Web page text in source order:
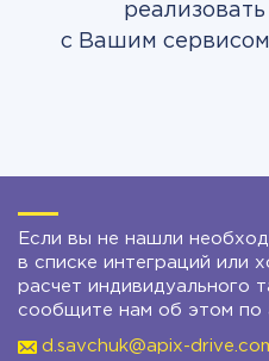
с Вашим сервисом
Если вы не нашли
в списке интеграций или
расчет индивидуального
сообщите нам об этом по
d.savchuk@apix-